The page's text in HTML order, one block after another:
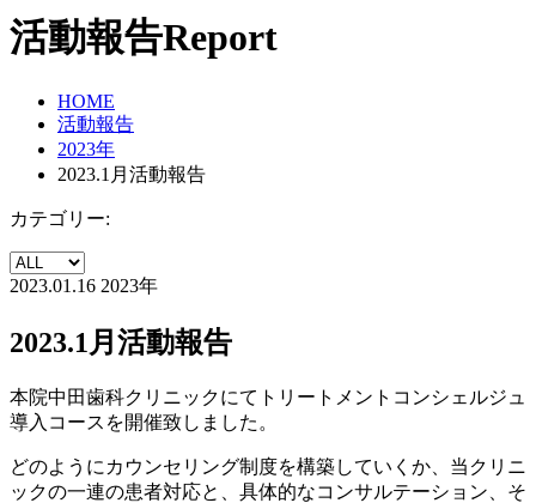
活動報告Report
HOME
活動報告
2023年
2023.1月活動報告
カテゴリー:
2023.01.16 2023年
2023.1月活動報告
本院中田歯科クリニックにてトリートメントコンシェルジュ
導入コースを開催致しました。
どのようにカウンセリング制度を構築していくか、当クリニ
ックの一連の患者対応と、具体的なコンサルテーション、そ